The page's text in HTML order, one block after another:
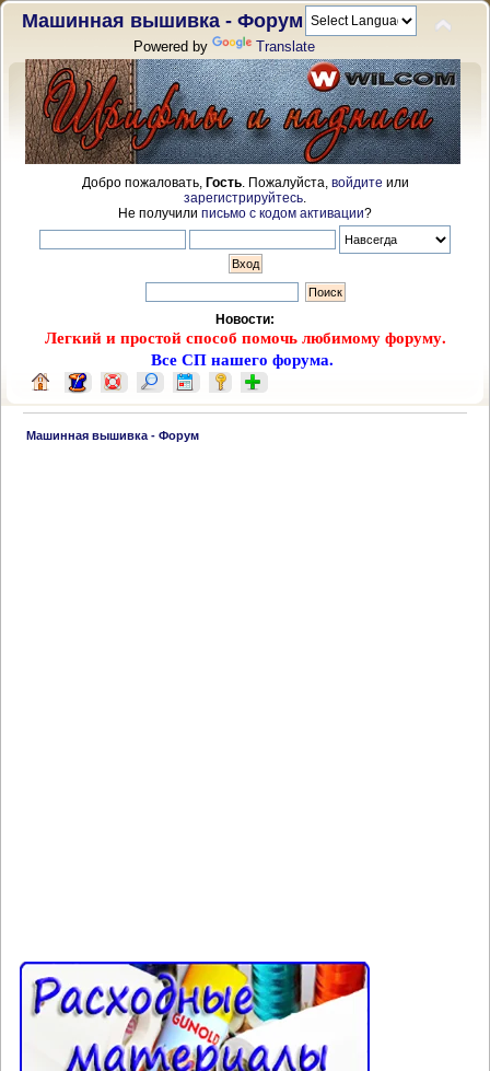
Машинная вышивка - Форум
Powered by Translate
Добро пожаловать, Гость. Пожалуйста, войдите или
зарегистрируйтесь
Не получили письмо с кодом активации?
Новости:
Легкий и простой способ помочь любимому форуму.
Все СП нашего форума.
Машинная вышивка - Форум